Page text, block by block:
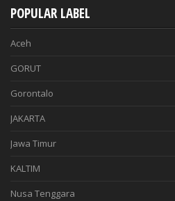
POPULAR LABEL
Aceh
GORUT
Gorontalo
JAKARTA
Jawa Timur
KALTIM
Nusa Tenggara